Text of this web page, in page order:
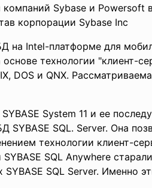
Sybase и Powersoft в
корпорации Sybase Inc
на Intel-платформе для
технологии "клиент-
DOS и QNX.
System 11 и ее
SQL. Server. Она
технологии клиент-
SQL Anywhere
SQL Server. Именно